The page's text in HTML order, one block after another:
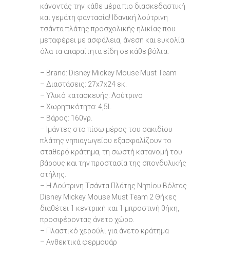
κάνοντάς την κάθε μέρα πιο διασκεδαστική
και γεμάτη φαντασία! Ιδανική λούτρινη
τσάντα πλάτης προσχολικής ηλικίας που
μεταφέρει με ασφάλεια, άνεση και ευκολία
όλα τα απαραίτητα είδη σε κάθε βόλτα.
– Brand: Disney Mickey Mouse Must Team
– Διαστάσεις: 27x7x24 εκ.
– Υλικό κατασκευής: Λούτρινο
– Χωρητικότητα: 4,5L
– Βάρος: 160γρ.
– Ιμάντες στο πίσω μέρος του σακιδίου
πλάτης νηπιαγωγείου εξασφαλίζουν το
σταθερό κράτημα, τη σωστή κατανομή του
βάρους και την προστασία της σπονδυλικής
στήλης.
– H Λούτρινη Τσάντα Πλάτης Νηπίου Βόλτας
Disney Mickey Mouse Must Team 2 Θήκες
διαθέτει 1 κεντρική και 1 μπροστινή θήκη,
προσφέροντας άνετο χώρο.
– Πλαστικό χερούλι για άνετο κράτημα
– Ανθεκτικά φερμουάρ